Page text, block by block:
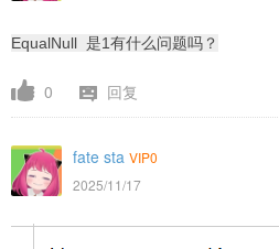
EqualNull 是1有什么问题吗？
0 回复
fate sta VIP0
2025/11/17